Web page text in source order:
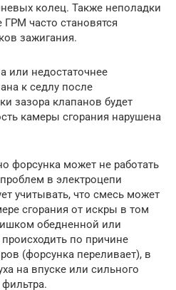
колец. Также неполадки
ГРМ часто становятся
зажигания.
или недостаточнее
к седлу после
зазора клапанов будет
камеры сгорания нарушена
форсунка может не работать
в электроцепи
учитывать, что смесь может
сгорания от искры в том
обедненной или
по причине
(форсунка переливает), в
на впуске или сильного